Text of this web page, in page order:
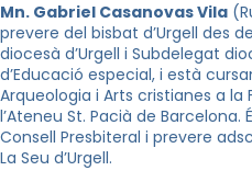
Mn. Gabriel Casanovas Vila
prevere del bisbat d’Urgell des
diocesà d’Urgell i Subdelegat
d’Educació especial, i està
Arqueologia i Arts cristianes a
l’Ateneu St. Pacià de
Consell Presbiteral i prevere
La Seu d’Urgell.